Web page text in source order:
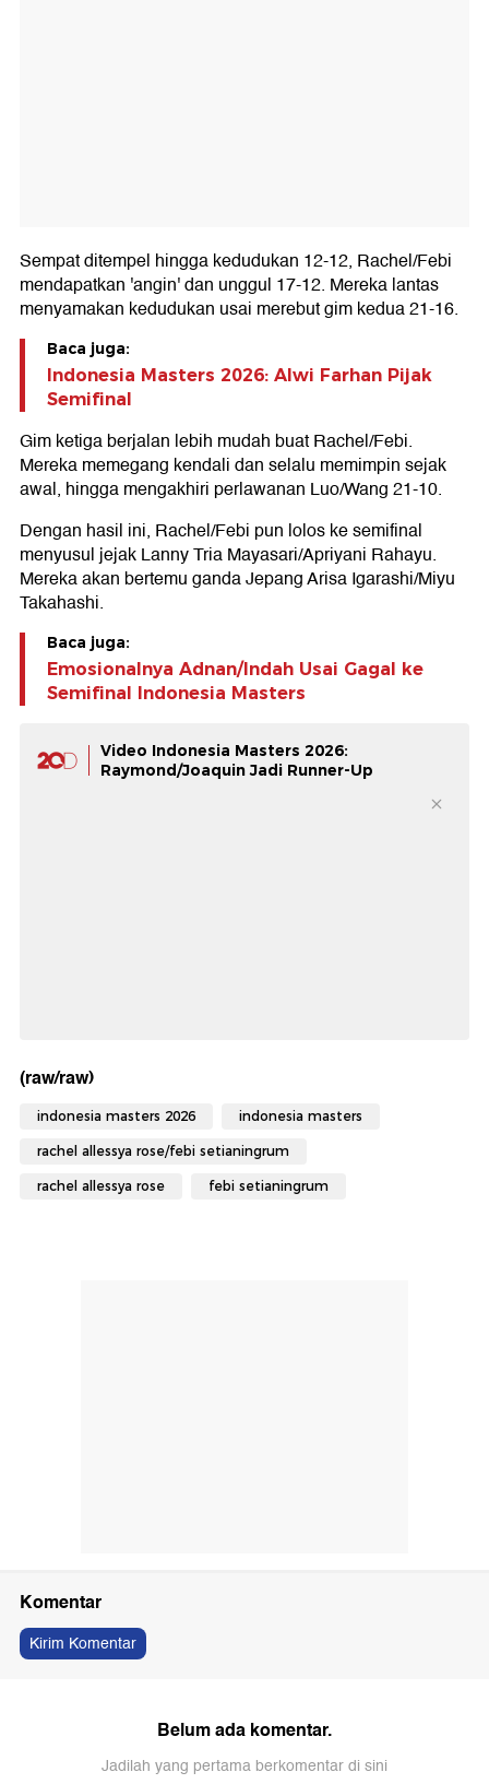
Sempat ditempel hingga kedudukan 12-12, Rachel/Febi
mendapatkan 'angin' dan unggul 17-12. Mereka lantas
menyamakan kedudukan usai merebut gim kedua 21-16.
Baca juga:
Indonesia Masters 2026: Alwi Farhan Pijak
Semifinal
Gim ketiga berjalan lebih mudah buat Rachel/Febi.
Mereka memegang kendali dan selalu memimpin sejak
awal, hingga mengakhiri perlawanan Luo/Wang 21-10.
Dengan hasil ini, Rachel/Febi pun lolos ke semifinal
menyusul jejak Lanny Tria Mayasari/Apriyani Rahayu.
Mereka akan bertemu ganda Jepang Arisa Igarashi/Miyu
Takahashi.
Baca juga:
Emosionalnya Adnan/Indah Usai Gagal ke
Semifinal Indonesia Masters
Video Indonesia Masters 2026:
Raymond/Joaquin Jadi Runner-Up
(raw/raw)
indonesia masters 2026 indonesia masters
rachel allessya rose/febi setianingrum
rachel allessya rose febi setianingrum
Komentar
Kirim Komentar
Belum ada komentar.
Jadilah yang pertama berkomentar di sini